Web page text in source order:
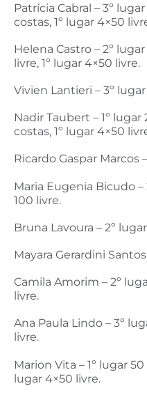
Patrícia Cabral – 3º
costas, 1º lugar 4×50
Helena Castro – 2º
livre, 1º lugar 4×50 livre.
Vivien Lantieri – 3º
Nadir Taubert – 1º
costas, 1º lugar 4×50
Ricardo Gaspar Marcos
Maria Eugenia Bicudo –
100 livre.
Bruna Lavoura – 2º
Mayara Gerardini
Camila Amorim – 2º
livre.
Ana Paula Lindo – 3º
livre.
Marion Vita – 1º lugar 50
lugar 4×50 livre.